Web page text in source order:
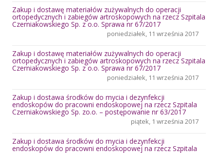
Zakup i dostawę materiałów zużywalnych do operacji
ortopedycznych i zabiegów artroskopowych na rzecz Szpitala
Czerniakowskiego Sp. z o.o. Sprawa nr 67/2017
poniedziałek, 11 września 2017
Zakup i dostawę materiałów zużywalnych do operacji
ortopedycznych i zabiegów artroskopowych na rzecz Szpitala
Czerniakowskiego Sp. z o.o. Sprawa nr 67/2017
poniedziałek, 11 września 2017
Zakup i dostawa środków do mycia i dezynfekcji
endoskopów do pracowni endoskopowej na rzecz Szpitala
Czerniakowskiego Sp. zo.o. – postępowanie nr 63/2017
piątek, 1 września 2017
Zakup i dostawa środków do mycia i dezynfekcji
endoskopów do pracowni endoskopowej na rzecz Szpitala